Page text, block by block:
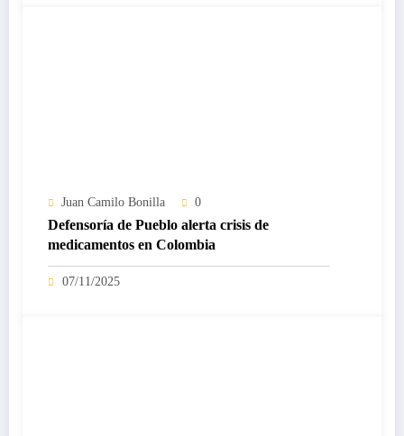
Juan Camilo Bonilla 0
Defensoría de Pueblo alerta crisis de
medicamentos en Colombia
07/11/2025